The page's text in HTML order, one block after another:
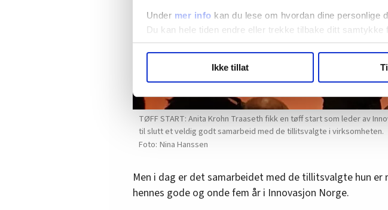
Under mer info kan du lese om hvordan dine personlige
Du kan hele tiden endre eller trekke tilbake ditt
hvordan våre nettsider blir brukt slik at vi tilby relevant
annonsering. Disse er angitt i oversikten lengre ned på
Ikke tillat
TØFF START: Anita Krohn Traaseth fikk en tøff start som leder av
til slutt et veldig godt samarbeid med de tillitsvalgte i virksomheten.
Nina Hanssen
Men i dag er det samarbeidet med de tillitsvalgte hun
hennes gode og onde fem år i Innovasjon Norge.